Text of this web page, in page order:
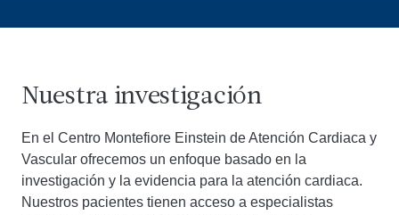
Nuestra investigación
En el Centro Montefiore Einstein de Atención Cardiaca y
Vascular ofrecemos un enfoque basado en la
investigación y la evidencia para la atención cardiaca.
Nuestros pacientes tienen acceso a especialistas